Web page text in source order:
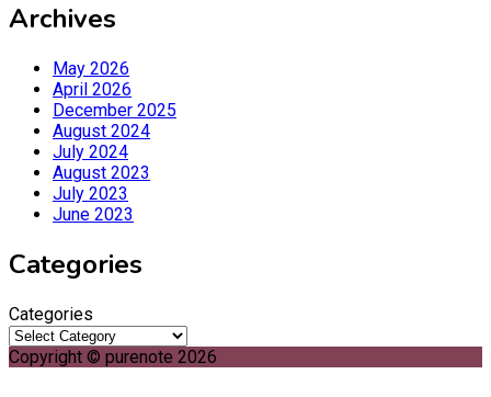
Archives
May 2026
April 2026
December 2025
August 2024
July 2024
August 2023
July 2023
June 2023
Categories
Categories
Copyright © purenote 2026